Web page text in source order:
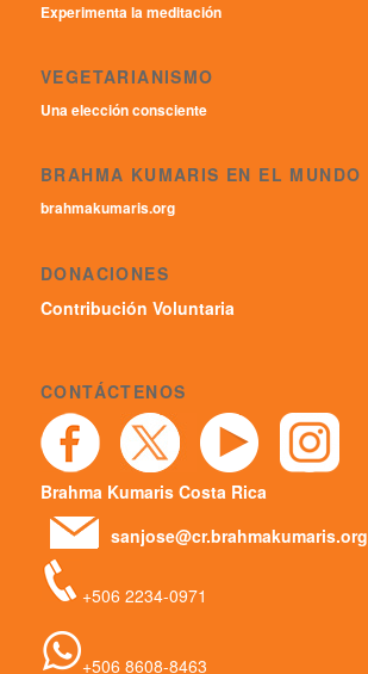
Experimenta la meditación
VEGETARIANISMO
Una elección consciente
BRAHMA KUMARIS EN EL MUNDO
brahmakumaris.org
DONACIONES
Contribución Voluntaria
CONTÁCTENOS
Brahma Kumaris Costa Rica
sanjose@cr.brahmakumaris.org
+506 2234-0971
+506 8608-8463